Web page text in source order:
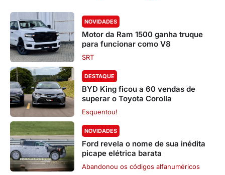
NOVIDADES
Motor da Ram 1500 ganha truque
para funcionar como V8
SRT
DESTAQUE
BYD King ficou a 60 vendas de
superar o Toyota Corolla
Esquentou!
NOVIDADES
Ford revela o nome de sua inédita
picape elétrica barata
Abandonou os códigos alfanuméricos